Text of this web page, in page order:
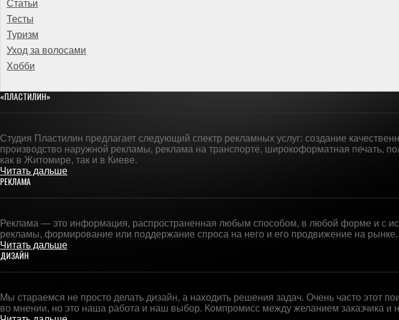
Статьи
Тесты
Туризм
Уход за волосами
Хобби
«ПЛАСТИЛИН»
Студия Пластилин предлагает следующий спектр рекламных услуг: создание
производство наружной рекламы, реклама на транспорте, широкоформатная печать,
как в Житомире, так и в Киеве.
Читать дальше
РЕКЛАМА
Реклама — это информация, распространенная любым способом, в любой форме и с
рекламы, формирование или поддержание спроса на него и его продвижение на рынке.
Читать дальше
ДИЗАЙН
Мы стараемся не просто делать дизайн, а находить решения задач. Очень часто этот
во мнении, но это наша работа и наш выбор. Компромисс между желанием заказчика